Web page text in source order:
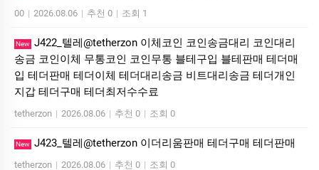
00 | 2026.08.06 | 추천 0 | 조회 1
New J422_텔레@tetherzon 이체코인 코인송금대리 코인대리
송금 코인이체 무통코인 코인무통 블테구입 블테판매 테더매
입 테더판매 테더이체 테더대리송금 비트대리송금 테더개인
지갑 테더구매 테더최저수수료
tetherzon | 2026.08.06 | 추천 0 | 조회 0
New J423_텔레@tetherzon 이더리움판매 테더구매 테더판매
tetherzon | 2026.08.06 | 추천 0 | 조회 0